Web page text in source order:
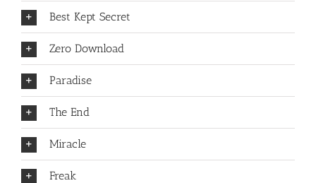
Best Kept Secret
Zero Download
Paradise
The End
Miracle
Freak